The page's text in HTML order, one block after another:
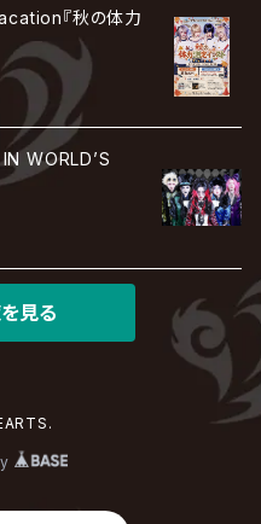
『秋の体力
IN WORLD’S
見る